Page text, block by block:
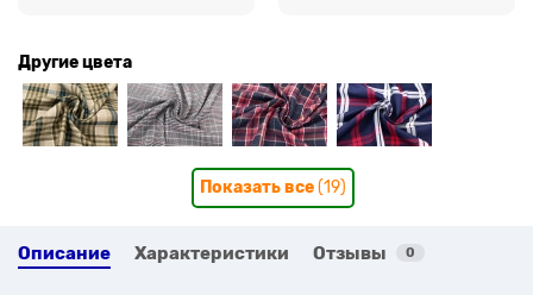
Другие цвета
Показать все(19)
Описание Характеристики Отзывы 0